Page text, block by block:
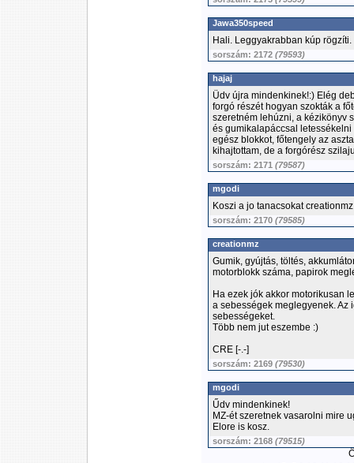
Jawa350speed
Hali. Leggyakrabban kúp rögzíti.
sorszám: 2172 (79593)
hajaj
Üdv újra mindenkinek!:) Elég
forgó részét hogyan szokták a
szeretném lehúzni, a kézikönyv
és gumikalapáccsal
egész blokkot, főtengely az
kihajtottam, de a forgórész
sorszám: 2171 (79587)
mgodi
Koszi a jo tanacsokat
sorszám: 2170 (79585)
creationmz
Gumik, gyújtás, töltés,
motorblokk száma, papirok
Ha ezek jók akkor motorikusan
a sebességek meglegyenek. Az
sebességeket.
Több nem jut eszembe :)
CRE [-.-]
sorszám: 2169 (79530)
mgodi
Űdv mindenkinek!
MZ-ét szeretnek vasarolni mire
Elore is kosz.
sorszám: 2168 (79515)